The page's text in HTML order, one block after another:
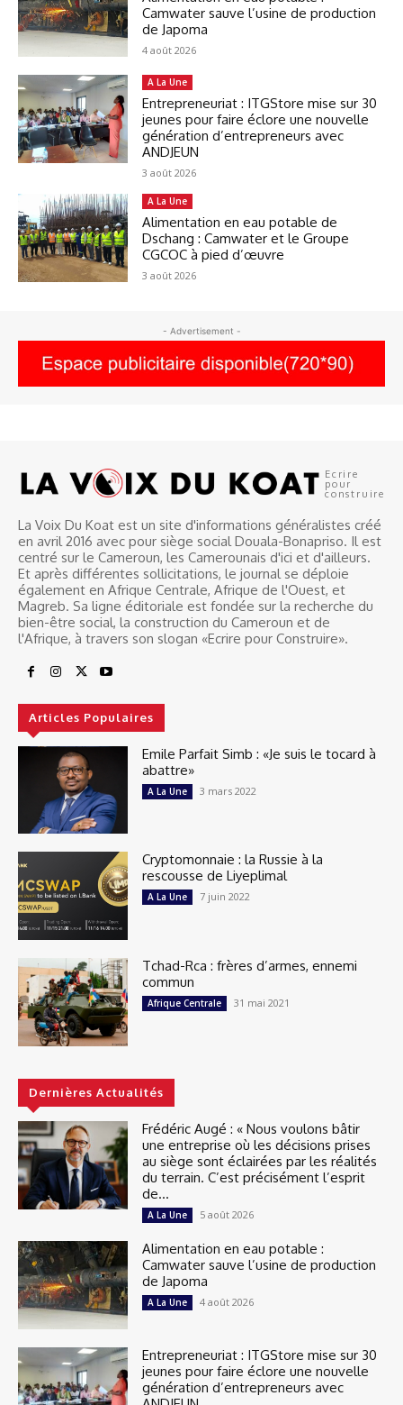
Camwater sauve l’usine de production
de Japoma
4 août 2026
A La Une
Entrepreneuriat : ITGStore mise sur 30
jeunes pour faire éclore une nouvelle
génération d’entrepreneurs avec
ANDJEUN
3 août 2026
A La Une
Alimentation en eau potable de
Dschang : Camwater et le Groupe
CGCOC à pied d’œuvre
3 août 2026
- Advertisement -
Ecrire
pour
construire
La Voix Du Koat est un site d'informations généralistes créé
en avril 2016 avec pour siège social Douala-Bonapriso. Il est
centré sur le Cameroun, les Camerounais d'ici et d'ailleurs.
Et après différentes sollicitations, le journal se déploie
également en Afrique Centrale, Afrique de l'Ouest, et
Magreb. Sa ligne éditoriale est fondée sur la recherche du
bien-être social, la construction du Cameroun et de
l'Afrique, à travers son slogan «Ecrire pour Construire».
Articles Populaires
Emile Parfait Simb : «Je suis le tocard à
abattre»
A La Une 3 mars 2022
Cryptomonnaie : la Russie à la
rescousse de Liyeplimal
A La Une 7 juin 2022
Tchad-Rca : frères d’armes, ennemi
commun
Afrique Centrale 31 mai 2021
Dernières Actualités
Frédéric Augé : « Nous voulons bâtir
une entreprise où les décisions prises
au siège sont éclairées par les réalités
du terrain. C’est précisément l’esprit
de...
A La Une 5 août 2026
Alimentation en eau potable :
Camwater sauve l’usine de production
de Japoma
A La Une 4 août 2026
Entrepreneuriat : ITGStore mise sur 30
jeunes pour faire éclore une nouvelle
génération d’entrepreneurs avec